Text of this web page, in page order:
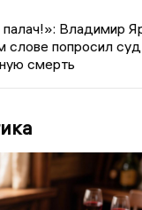
Владимир
слове попросил суд
смерть